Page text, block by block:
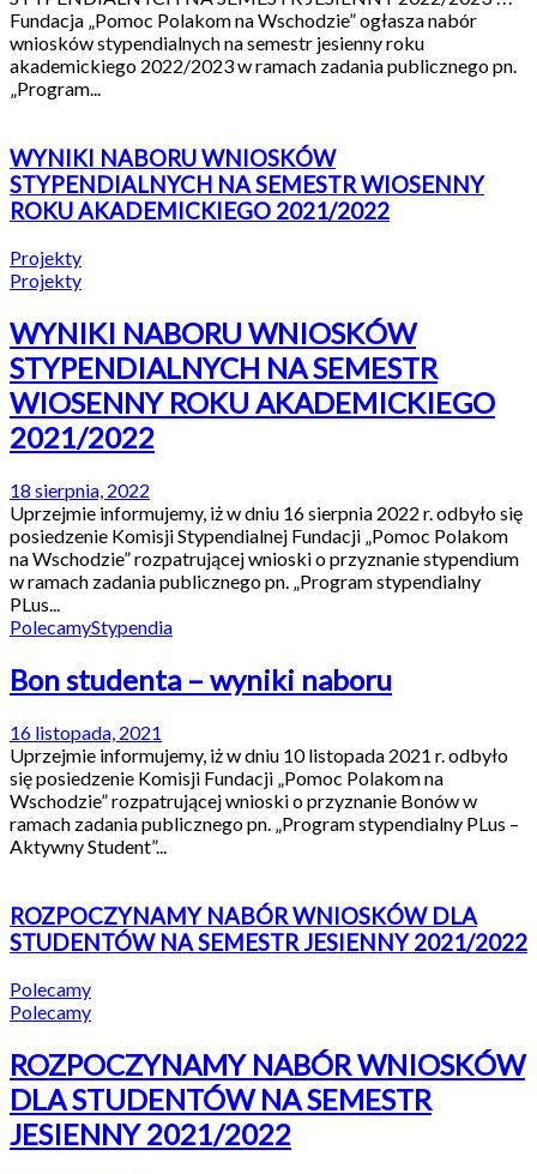
Fundacja „Pomoc Polakom na Wschodzie” ogłasza nabór
wniosków stypendialnych na semestr jesienny roku
akademickiego 2022/2023 w ramach zadania publicznego pn.
„Program...
WYNIKI NABORU WNIOSKÓW
STYPENDIALNYCH NA SEMESTR WIOSENNY
ROKU AKADEMICKIEGO 2021/2022
Projekty
Projekty
WYNIKI NABORU WNIOSKÓW
STYPENDIALNYCH NA SEMESTR
WIOSENNY ROKU AKADEMICKIEGO
2021/2022
18 sierpnia, 2022
Uprzejmie informujemy, iż w dniu 16 sierpnia 2022 r. odbyło się
posiedzenie Komisji Stypendialnej Fundacji „Pomoc Polakom
na Wschodzie” rozpatrującej wnioski o przyznanie stypendium
w ramach zadania publicznego pn. „Program stypendialny
PLus...
PolecamyStypendia
Bon studenta – wyniki naboru
16 listopada, 2021
Uprzejmie informujemy, iż w dniu 10 listopada 2021 r. odbyło
się posiedzenie Komisji Fundacji „Pomoc Polakom na
Wschodzie” rozpatrującej wnioski o przyznanie Bonów w
ramach zadania publicznego pn. „Program stypendialny PLus –
Aktywny Student”...
ROZPOCZYNAMY NABÓR WNIOSKÓW DLA
STUDENTÓW NA SEMESTR JESIENNY 2021/2022
Polecamy
Polecamy
ROZPOCZYNAMY NABÓR WNIOSKÓW
DLA STUDENTÓW NA SEMESTR
JESIENNY 2021/2022